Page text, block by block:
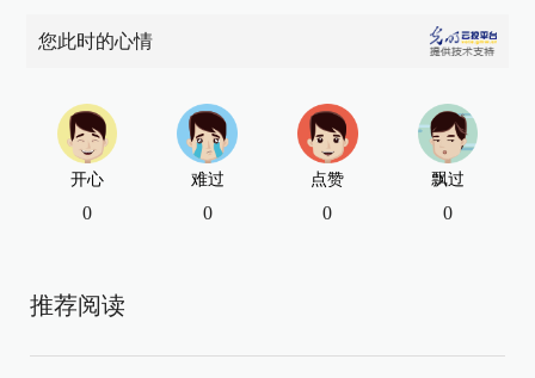
您此时的心情
开心
0
难过
0
点赞
0
飘过
0
推荐阅读